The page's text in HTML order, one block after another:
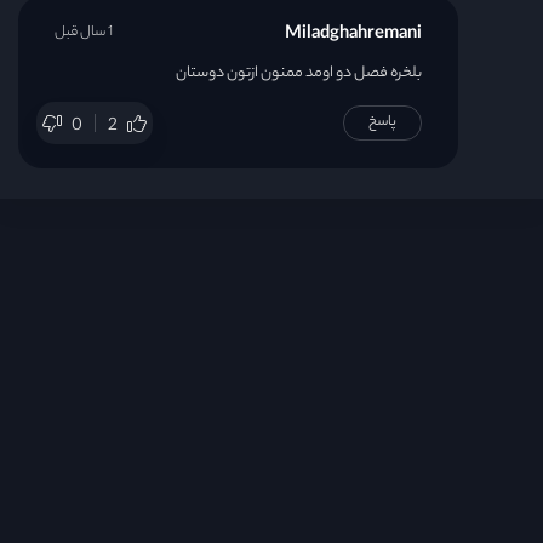
Miladghahremani
بلخره فصل دو اومد ممنون ازتون دوستان
0 2
1 سال قبل
پاسخ